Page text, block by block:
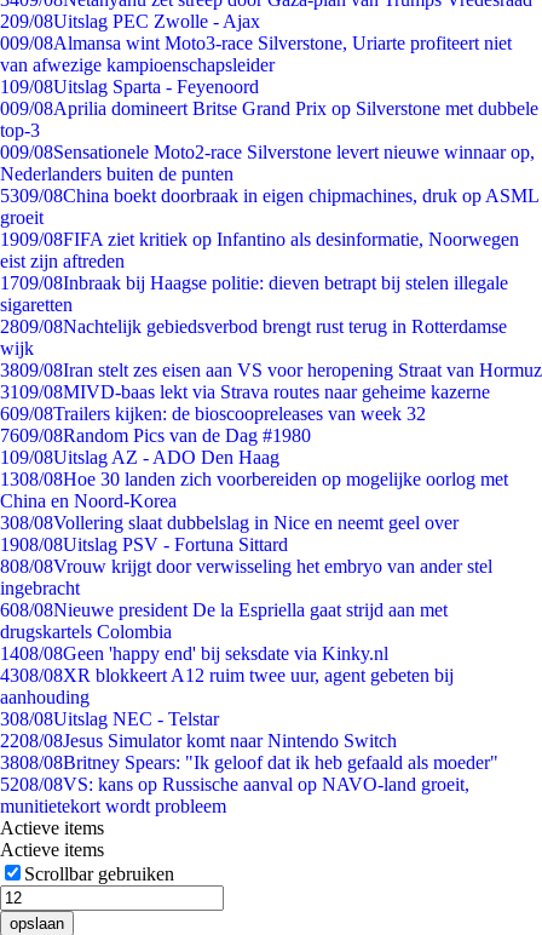
209/08Uitslag PEC Zwolle - Ajax
009/08Almansa wint Moto3-race Silverstone, Uriarte profiteert niet
van afwezige kampioenschapsleider
109/08Uitslag Sparta - Feyenoord
009/08Aprilia domineert Britse Grand Prix op Silverstone met dubbele
top-3
009/08Sensationele Moto2-race Silverstone levert nieuwe winnaar op,
Nederlanders buiten de punten
5309/08China boekt doorbraak in eigen chipmachines, druk op ASML
groeit
1909/08FIFA ziet kritiek op Infantino als desinformatie, Noorwegen
eist zijn aftreden
1709/08Inbraak bij Haagse politie: dieven betrapt bij stelen illegale
sigaretten
2809/08Nachtelijk gebiedsverbod brengt rust terug in Rotterdamse
wijk
3809/08Iran stelt zes eisen aan VS voor heropening Straat van Hormuz
3109/08MIVD-baas lekt via Strava routes naar geheime kazerne
609/08Trailers kijken: de bioscoopreleases van week 32
7609/08Random Pics van de Dag #1980
109/08Uitslag AZ - ADO Den Haag
1308/08Hoe 30 landen zich voorbereiden op mogelijke oorlog met
China en Noord-Korea
308/08Vollering slaat dubbelslag in Nice en neemt geel over
1908/08Uitslag PSV - Fortuna Sittard
808/08Vrouw krijgt door verwisseling het embryo van ander stel
ingebracht
608/08Nieuwe president De la Espriella gaat strijd aan met
drugskartels Colombia
1408/08Geen 'happy end' bij seksdate via Kinky.nl
4308/08XR blokkeert A12 ruim twee uur, agent gebeten bij
aanhouding
308/08Uitslag NEC - Telstar
2208/08Jesus Simulator komt naar Nintendo Switch
3808/08Britney Spears: "Ik geloof dat ik heb gefaald als moeder"
5208/08VS: kans op Russische aanval op NAVO-land groeit,
munitietekort wordt probleem
Actieve items
Actieve items
Scrollbar gebruiken
opslaan